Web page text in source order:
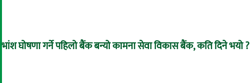
लाभांश घोषणा गर्ने पहिलो बैंक बन्यो कामना सेवा विकास बैंक, कति दिने भयो ?